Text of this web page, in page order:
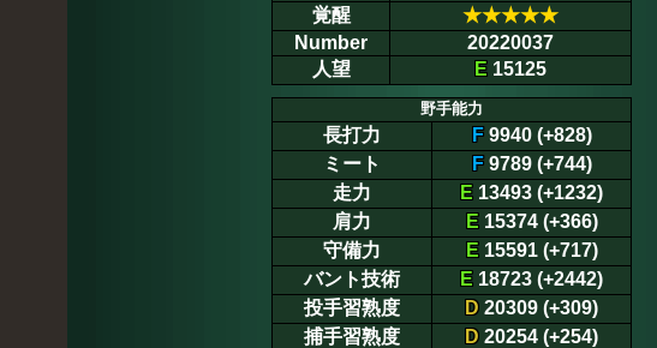
覚醒
★★★★★
Number
20220037
人望
E 15125
野手能力
長打力 F9940 (+828)
ミート
F9789 (+744)
走力
E 13493 (+1232)
肩力
E15374 (+366)
守備力
E15591 (+717)
バント技術
E 18723 (+2442)
投手習熟度
D 20309 (+309)
捕手習熟度
D 20254 (+254)